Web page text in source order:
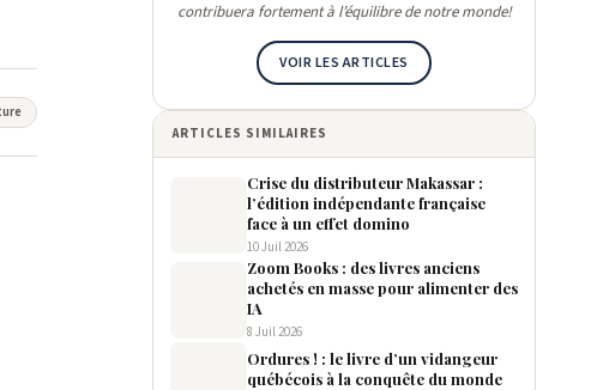
contribuera fortement à l’équilibre de notre monde!
VOIR LES ARTICLES
ARTICLES SIMILAIRES
Crise du distributeur Makassar :
l’édition indépendante française
face à un effet domino
10 Juil 2026
Zoom Books : des livres anciens
achetés en masse pour alimenter des
IA
8 Juil 2026
Ordures ! : le livre d’un vidangeur
québécois à la conquête du monde